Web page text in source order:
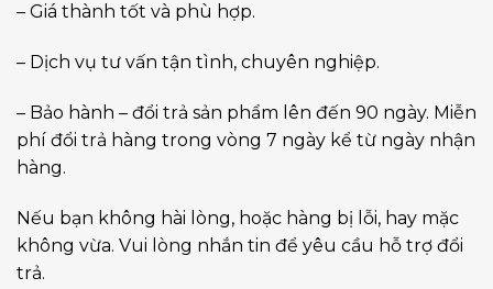
– Giá thành tốt và phù hợp.
– Dịch vụ tư vấn tận tình, chuyên nghiệp.
– Bảo hành – đổi trả sản phẩm lên đến 90 ngày. Miễn
phí đổi trả hàng trong vòng 7 ngày kể từ ngày nhận
hàng.
Nếu bạn không hài lòng, hoặc hàng bị lỗi, hay mặc
không vừa. Vui lòng nhắn tin để yêu cầu hỗ trợ đổi
trả.